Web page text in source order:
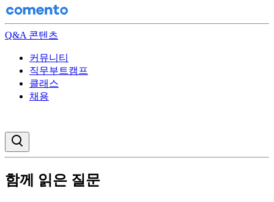
Q&A 콘텐츠
커뮤니티
직무부트캠프
클래스
채용
함께 읽은 질문